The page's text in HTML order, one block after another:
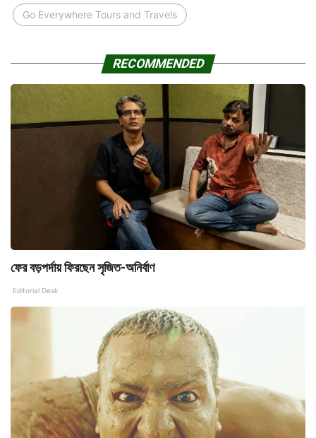
Go Everywhere Tours and Travels
RECOMMENDED
ফের বড়পর্দায় ফিরছেন সৃজিত-অনির্বাণ
Editorial Desk